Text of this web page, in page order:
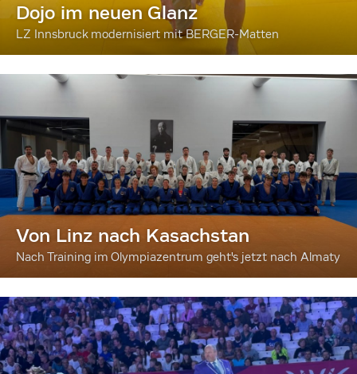
Dojo im neuen Glanz
LZ Innsbruck modernisiert mit BERGER-Matten
Von Linz nach Kasachstan
Nach Training im Olympiazentrum geht's jetzt nach Almaty